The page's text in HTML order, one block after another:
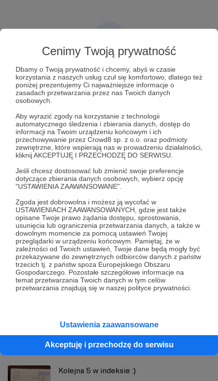
Cenimy Twoją prywatność
Dbamy o Twoją prywatność i chcemy, abyś w czasie
korzystania z naszych usług czuł się komfortowo, dlatego też
poniżej prezentujemy Ci najważniejsze informacje o
zasadach przetwarzania przez nas Twoich danych
osobowych.
Aby wyrazić zgody na korzystanie z technologii
automatycznego śledzenia i zbierania danych, dostęp do
informacji na Twoim urządzeniu końcowym i ich
przechowywanie przez Crowd8 sp. z o.o. oraz podmioty
zewnętrzne, które wspierają nas w prowadzeniu działalności,
kliknij AKCEPTUJĘ I PRZECHODZĘ DO SERWISU.
Jeśli chcesz dostosować lub zmienić swoje preferencje
dotyczące zbierania danych osobowych, wybierz opcję
"USTAWIENIA ZAAWANSOWANE".
Zgoda jest dobrowolna i możesz ją wycofać w
USTAWIENIACH ZAAWANSOWANYCH, gdzie jest także
opisane Twoje prawo żądania dostępu, sprostowania,
usunięcia lub ograniczenia przetwarzania danych, a także w
dowolnym momencie za pomocą ustawień Twojej
przeglądarki w urządzeniu końcowym. Pamiętaj, że w
zależności od Twoich ustawień, Twoje dane będą mogły być
przekazywane do zewnętrznych odbiorców danych z państw
trzecich tj. z państw spoza Europejskiego Obszaru
Gospodarczego. Pozostałe szczegółowe informacje na
temat przetwarzania Twoich danych w tym celów
przetwarzania znajdują się w naszej polityce prywatności.
Ustawienia zaawansowane
Akceptuję i przechodzę do serwisu
Post dostępny tylko dla Patronów
Aby zobaczyć ten materiał musisz być zalogowany
Zostań Patronem
Zaloguj się
Kamil Wroński - nastoletni student
Zobacz profil autora
Dawno mnie nie było ..
Kolejna 5 w indeksie :)